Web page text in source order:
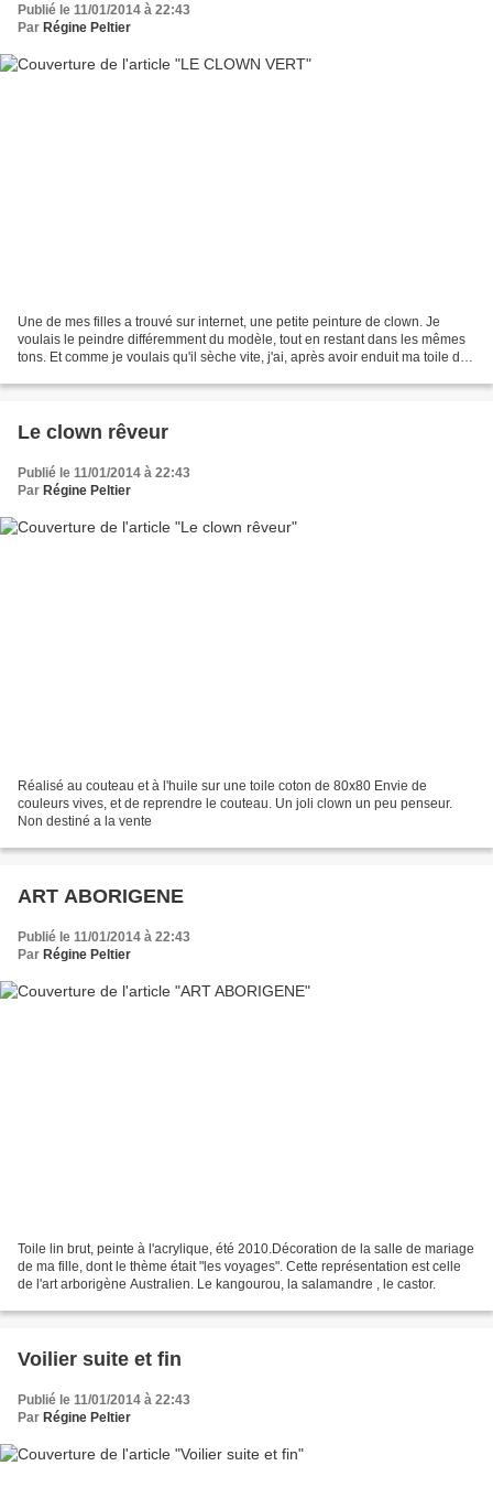
Publié le 11/01/2014 à 22:43
Par Régine Peltier
Une de mes filles a trouvé sur internet, une petite peinture de clown. Je
voulais le peindre différemment du modèle, tout en restant dans les mêmes
tons. Et comme je voulais qu'il sèche vite, j'ai, après avoir enduit ma toile de
Le clown rêveur
Publié le 11/01/2014 à 22:43
Par Régine Peltier
Réalisé au couteau et à l'huile sur une toile coton de 80x80 Envie de
couleurs vives, et de reprendre le couteau. Un joli clown un peu penseur.
Non destiné a la vente
ART ABORIGENE
Publié le 11/01/2014 à 22:43
Par Régine Peltier
Toile lin brut, peinte à l'acrylique, été 2010.Décoration de la salle de mariage
de ma fille, dont le thème était "les voyages". Cette représentation est celle
de l'art arborigène Australien. Le kangourou, la salamandre , le castor.
Voilier suite et fin
Publié le 11/01/2014 à 22:43
Par Régine Peltier